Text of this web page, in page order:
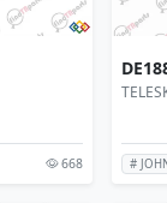
668 #